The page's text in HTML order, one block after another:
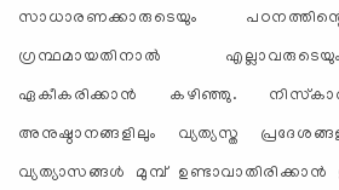
സാധാരണക്കാരുടെയും
ഗ്രന്ഥമായതിനാല്‍
ഏകീകരിക്കാന്‍ കഴിഞ്ഞു.
അനുഷ്ഠാനങ്ങളിലും വ്യത്യസ്ത
വ്യത്യാസങ്ങള്‍ മുമ്പ്